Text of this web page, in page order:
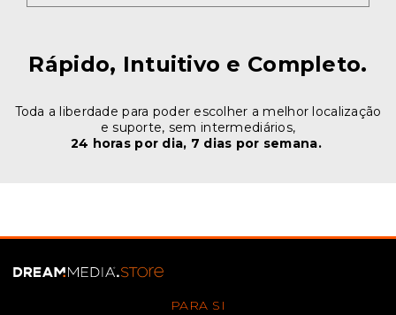
Rápido, Intuitivo e Completo.
Toda a liberdade para poder escolher a melhor localização
e suporte, sem intermediários,
24 horas por dia, 7 dias por semana.
PARA SI